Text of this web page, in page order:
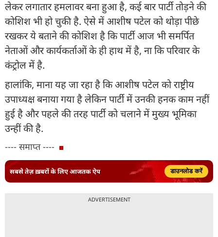
लेकर लगातार हमलावर बना हुआ है, कई बार पार्टी तोड़ने की
कोशिश भी हो चुकी है. ऐसे में आशीष पटेल को थोड़ा पीछे
रखकर ये बताने की कोशिश है कि पार्टी आज भी समर्पित
नेताओं और कार्यकर्ताओं के ही हाथ में है, ना कि परिवार के
कंट्रोल में है.
हालांकि, माना यह जा रहा है कि आशीष पटेल को राष्ट्रीय
उपाध्यक्ष बनाया गया है लेकिन पार्टी में उनकी हनक काम नहीं
हुई है और पहले की तरह पार्टी को चलाने में मुख्य भूमिका
उन्हीं की है.
---- समाप्त ----
सबसे तेज़ ख़बरों के लिए आजतक ऐप डाउनलोड करें
ADVERTISEMENT